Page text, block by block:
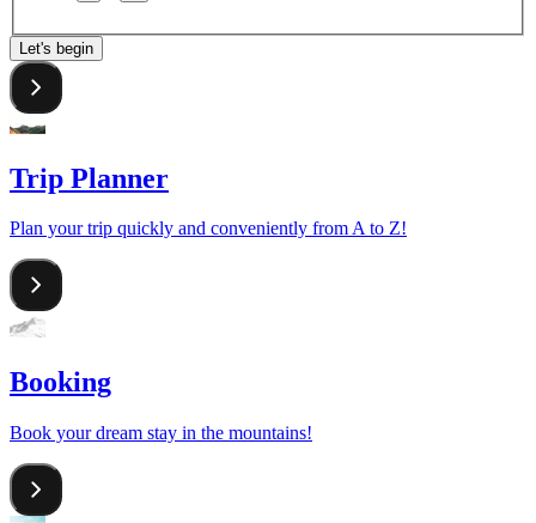
Let's begin
Trip Planner
Plan your trip quickly and conveniently from A to Z!
Booking
Book your dream stay in the mountains!